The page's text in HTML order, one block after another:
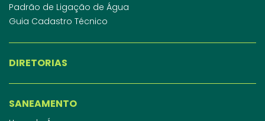
Padrão de Ligação de Água
Guia Cadastro Técnico
DIRETORIAS
SANEAMENTO